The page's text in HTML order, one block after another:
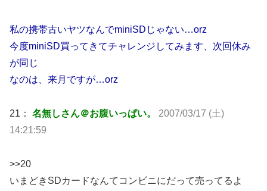
私の携帯古いヤツなんでminiSDじゃない…orz
今度miniSD買ってきてチャレンジしてみます、次回休み
が同じ
なのは、来月ですが…orz
21： 名無しさん＠お腹いっぱい。 2007/03/17 (土)
14:21:59
>>20
いまどきSDカードなんてコンビニにだって売ってるよ